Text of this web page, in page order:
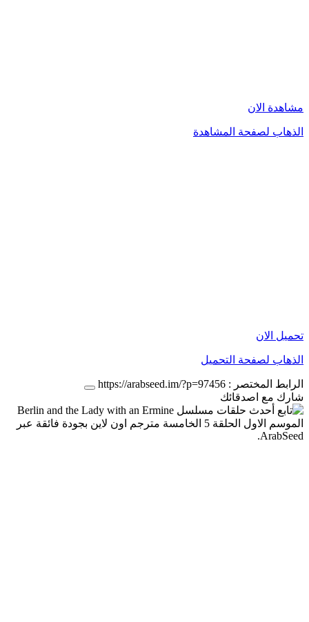
مشاهدة الان
الذهاب لصفحة المشاهدة
تحميل الان
الذهاب لصفحة التحميل
الرابط المختصر : https://arabseed.im/?p=97456
شارك مع اصدقائك